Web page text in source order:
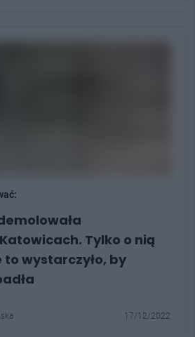
Tylko o nią
to wystarczyło, by
17/12/2022